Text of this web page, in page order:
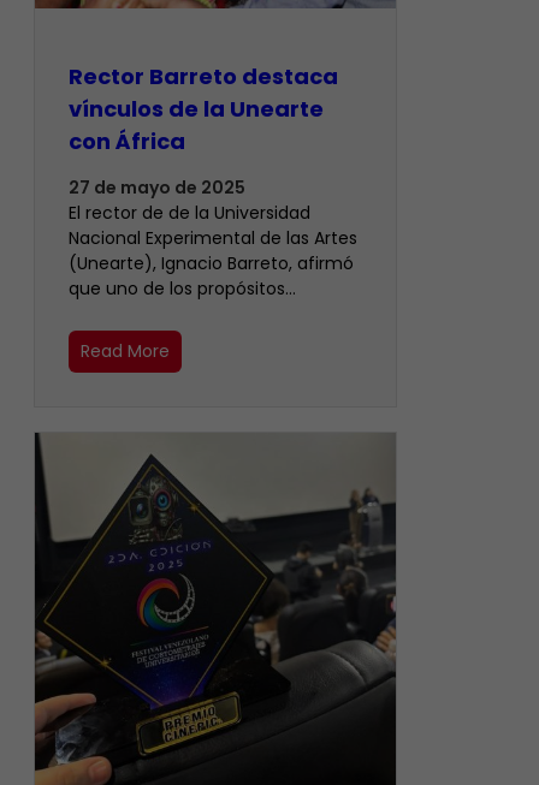
Rector Barreto destaca
vínculos de la Unearte
con África
27 de mayo de 2025
El rector de de la Universidad
Nacional Experimental de las Artes
(Unearte), Ignacio Barreto, afirmó
que uno de los propósitos…
Read More